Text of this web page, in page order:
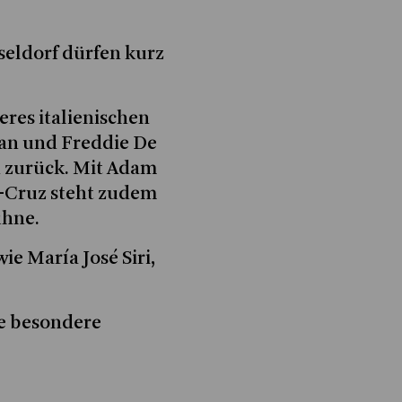
dürfen kurz
italienischen
und Freddie De
Mit Adam
steht zudem
María José Siri,
besondere